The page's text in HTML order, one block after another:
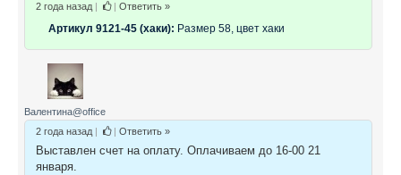
2 года назад | | Ответить »
Артикул 9121-45 (хаки): Размер 58, цвет хаки
Валентина@office
2 года назад | | Ответить »
Выставлен счет на оплату. Оплачиваем до 16-00 21
января.